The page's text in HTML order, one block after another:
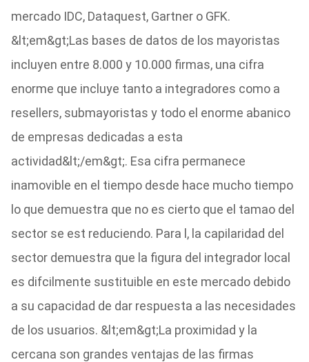
mercado IDC, Dataquest, Gartner o GFK.
&lt;em&gt;Las bases de datos de los mayoristas
incluyen entre 8.000 y 10.000 firmas, una cifra
enorme que incluye tanto a integradores como a
resellers, submayoristas y todo el enorme abanico
de empresas dedicadas a esta
actividad&lt;/em&gt;. Esa cifra permanece
inamovible en el tiempo desde hace mucho tiempo
lo que demuestra que no es cierto que el tamao del
sector se est reduciendo. Para l, la capilaridad del
sector demuestra que la figura del integrador local
es difcilmente sustituible en este mercado debido
a su capacidad de dar respuesta a las necesidades
de los usuarios. &lt;em&gt;La proximidad y la
cercana son grandes ventajas de las firmas